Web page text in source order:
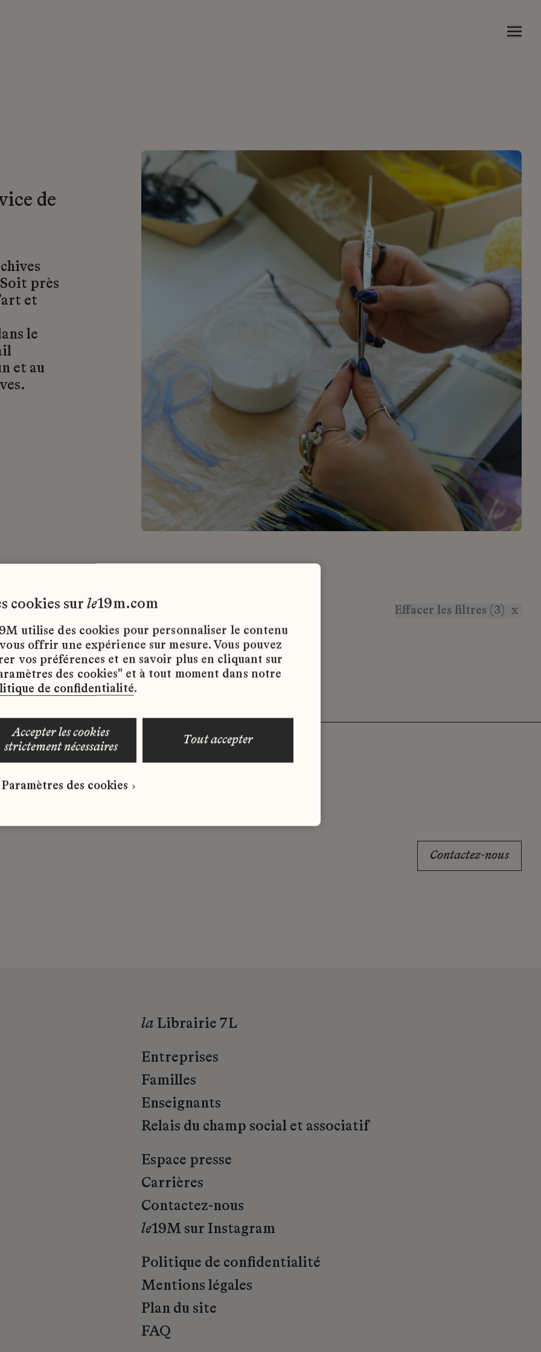
de
près
et
le
et au
Effacer les filtres (3) x
d’emploi disponibles pour le moment.
correspond à votre profil ?
spontanée dès maintenant.
Contactez-nous
la Librairie 7L
Entreprises
Familles
Enseignants
Relais du champ social et associatif
Espace presse
Carrières
Contactez-nous
le19M sur Instagram
Politique de confidentialité
Mentions légales
Plan du site
FAQ
cookies sur le19m.com
utilise des cookies pour personnaliser le contenu
offrir une expérience sur mesure. Vous pouvez
vos préférences et en savoir plus en cliquant sur
des cookies" et à tout moment dans notre
de confidentialité.
accepter les cookies
strictement nécessaires
tout accepter
Paramètres des cookies